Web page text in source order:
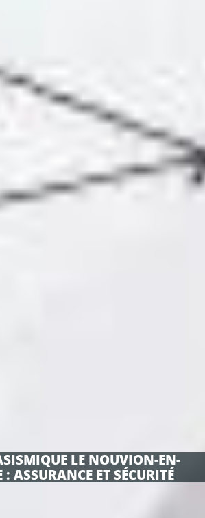
LE NOUVION-EN-
ASSURANCE ET SÉCURITÉ